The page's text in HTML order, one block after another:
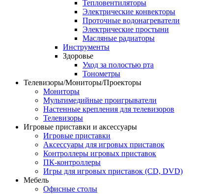
Тепловентиляторы
Электрические конвекторы
Проточные водонагреватели
Электрические простыни
Масляные радиаторы
Инструменты
Здоровье
Уход за полостью рта
Тонометры
Телевизоры/Мониторы/Проекторы
Мониторы
Мультимедийные проигрыватели
Hастенные крепления для телевизоров
Телевизоры
Игровые приставки и аксессуары
Игровые приставки
Аксессуары для игровых приставок
Контроллеры игровых приставок
ПК-контроллеры
Игры для игровых приставок (CD, DVD)
Мебель
Офисные столы